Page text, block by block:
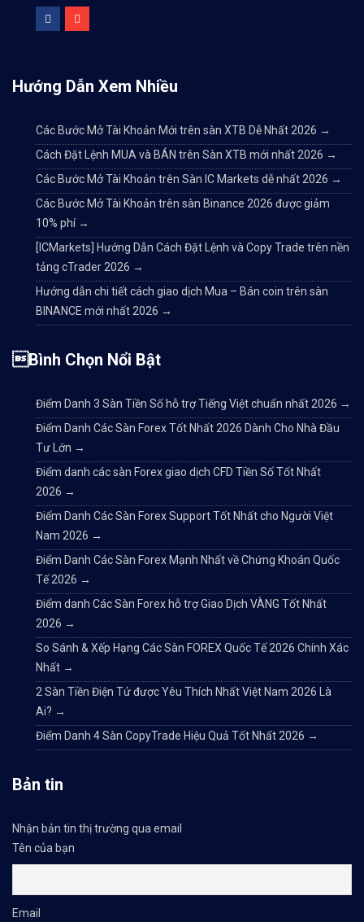
Hướng Dẫn Xem Nhiều
Các Bước Mở Tài Khoản Mới trên sàn XTB Dễ Nhất 2026 →
Cách Đặt Lệnh MUA và BÁN trên Sàn XTB mới nhất 2026 →
Các Bước Mở Tài Khoản trên Sàn IC Markets dễ nhất 2026 →
Các Bước Mở Tài Khoản trên sàn Binance 2026 được giảm
10% phí →
[ICMarkets] Hướng Dẫn Cách Đặt Lệnh và Copy Trade trên nền
tảng cTrader 2026 →
Hướng dẫn chi tiết cách giao dịch Mua – Bán coin trên sàn
BINANCE mới nhất 2026 →
Bình Chọn Nổi Bật
Điểm Danh 3 Sàn Tiền Số hỗ trợ Tiếng Việt chuẩn nhất 2026 →
Điểm Danh Các Sàn Forex Tốt Nhất 2026 Dành Cho Nhà Đầu
Tư Lớn →
Điểm danh các sàn Forex giao dịch CFD Tiền Số Tốt Nhất
2026 →
Điểm Danh Các Sàn Forex Support Tốt Nhất cho Người Việt
Nam 2026 →
Điểm Danh Các Sàn Forex Mạnh Nhất về Chứng Khoán Quốc
Tế 2026 →
Điểm danh Các Sàn Forex hỗ trợ Giao Dịch VÀNG Tốt Nhất
2026 →
So Sánh & Xếp Hạng Các Sàn FOREX Quốc Tế 2026 Chính Xác
Nhất →
2 Sàn Tiền Điện Tử được Yêu Thích Nhất Việt Nam 2026 Là
Ai? →
Điểm Danh 4 Sàn CopyTrade Hiệu Quả Tốt Nhất 2026 →
Bản tin
Nhận bản tin thị trường qua email
Tên của bạn
Email